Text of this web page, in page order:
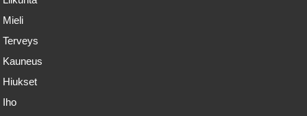
Mieli
Terveys
Kauneus
Hiukset
Iho